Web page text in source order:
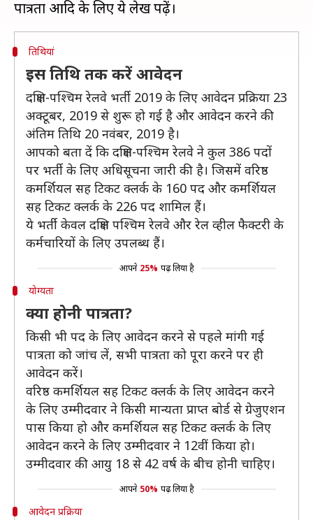
तिथियां
इस तिथि तक करें आवेदन
दक्षिण-पश्चिम रेलवे भर्ती 2019 के लिए आवेदन प्रक्रिया 23
अक्टूबर, 2019 से शुरू हो गई है और आवेदन करने की
अंतिम तिथि 20 नवंबर, 2019 है।
आपको बता दें कि दक्षिण-पश्चिम रेलवे ने कुल 386 पदों
पर भर्ती के लिए अधिसूचना जारी की है। जिसमें वरिष्ठ
कमर्शियल सह टिकट क्लर्क के 160 पद और कमर्शियल
सह टिकट क्लर्क के 226 पद शामिल हैं।
ये भर्ती केवल दक्षिण पश्चिम रेलवे और रेल व्हील फैक्टरी के
कर्मचारियों के लिए उपलब्ध हैं।
आपने 25% पढ़ लिया है
योग्यता
क्या होनी पात्रता?
किसी भी पद के लिए आवेदन करने से पहले मांगी गई
पात्रता को जांच लें, सभी पात्रता को पूरा करने पर ही
आवेदन करें।
वरिष्ठ कमर्शियल सह टिकट क्लर्क के लिए आवेदन करने
के लिए उम्मीदवार ने किसी मान्यता प्राप्त बोर्ड से ग्रेजुएशन
पास किया हो और कमर्शियल सह टिकट क्लर्क के लिए
आवेदन करने के लिए उम्मीदवार ने 12वीं किया हो।
उम्मीदवार की आयु 18 से 42 वर्ष के बीच होनी चाहिए।
आपने 50% पढ़ लिया है
आवेदन प्रक्रिया